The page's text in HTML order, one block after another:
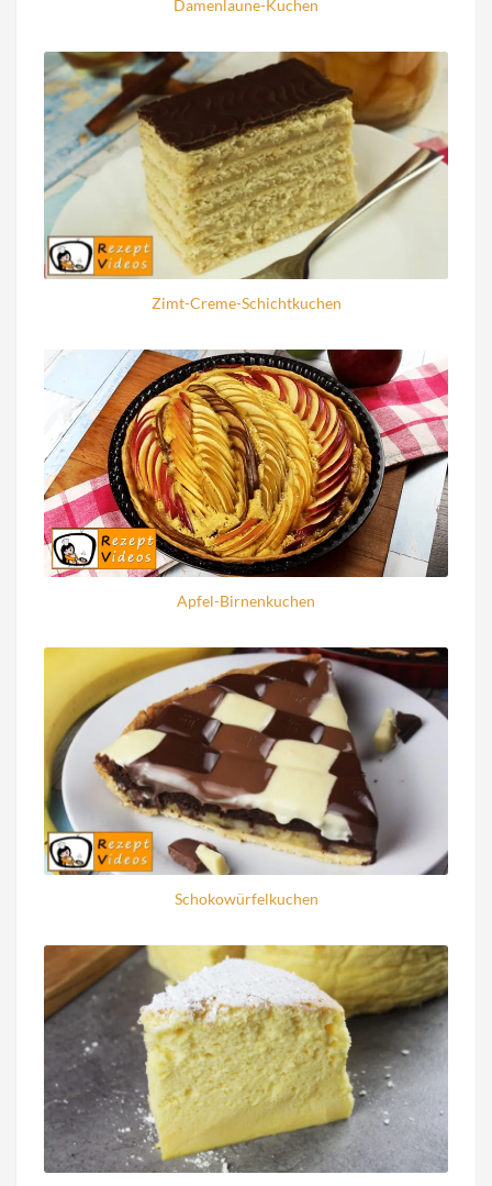
Damenlaune-Kuchen
Zimt-Creme-Schichtkuchen
Apfel-Birnenkuchen
Schokowürfelkuchen